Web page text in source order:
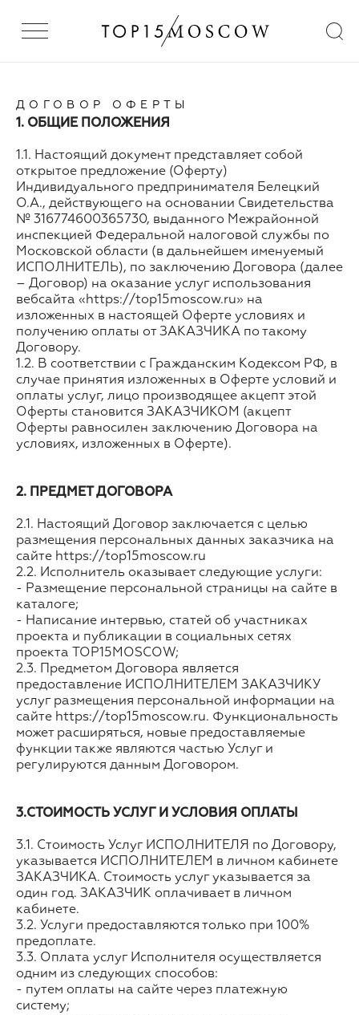
ДОГОВОР ОФЕРТЫ
1. ОБЩИЕ ПОЛОЖЕНИЯ
1.1. Настоящий документ представляет собой
открытое предложение (Оферту)
Индивидуального предпринимателя Белецкий
О.А., действующего на основании Свидетельства
№ 316774600365730, выданного Межрайонной
инспекцией Федеральной налоговой службы по
Московской области (в дальнейшем именуемый
ИСПОЛНИТЕЛЬ), по заключению Договора (далее
– Договор) на оказание услуг использования
вебсайта «https://top15moscow.ru» на
изложенных в настоящей Оферте условиях и
получению оплаты от ЗАКАЗЧИКА по такому
Договору.
1.2. В соответствии с Гражданским Кодексом РФ, в
случае принятия изложенных в Оферте условий и
оплаты услуг, лицо производящее акцепт этой
Оферты становится ЗАКАЗЧИКОМ (акцепт
Оферты равносилен заключению Договора на
условиях, изложенных в Оферте).
2. ПРЕДМЕТ ДОГОВОРА
2.1. Настоящий Договор заключается с целью
размещения персональных данных заказчика на
сайте https://top15moscow.ru
2.2. Исполнитель оказывает следующие услуги:
- Размещение персональной страницы на сайте в
каталоге;
- Написание интервью, статей об участниках
проекта и публикации в социальных сетях
проекта TOP15MOSCOW;
2.3. Предметом Договора является
предоставление ИСПОЛНИТЕЛЕМ ЗАКАЗЧИКУ
услуг размещения персональной информации на
сайте https://top15moscow.ru. Функциональность
может расширяться, новые предоставляемые
функции также являются частью Услуг и
регулируются данным Договором.
3.СТОИМОСТЬ УСЛУГ И УСЛОВИЯ ОПЛАТЫ
3.1. Стоимость Услуг ИСПОЛНИТЕЛЯ по Договору,
указывается ИСПОЛНИТЕЛЕМ в личном кабинете
ЗАКАЗЧИКА. Стоимость услуг указывается за
один год. ЗАКАЗЧИК оплачивает в личном
кабинете.
3.2. Услуги предоставляются только при 100%
предоплате.
3.3. Оплата услуг Исполнителя осуществляется
одним из следующих способов:
- путем оплаты на сайте через платежную
систему;